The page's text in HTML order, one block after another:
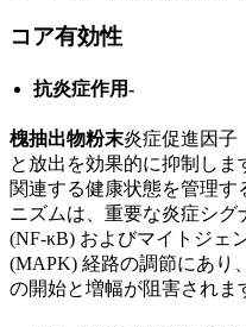
コア有効性
抗炎症作用-
槐抽出物粉末炎症促進因子
と放出を効果的に抑制し
関連する健康状態を管理す
ニズムは、重要な炎症シグ
(NF-κB) およびマイトジェ
(MAPK) 経路の調節にあり
の開始と増幅が阻害されま